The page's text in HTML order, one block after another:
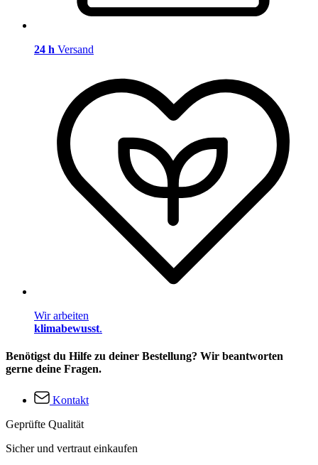
24 h Versand
Wir arbeiten
klimabewusst.
Benötigst du Hilfe zu deiner Bestellung? Wir beantworten
gerne deine Fragen.
Kontakt
Geprüfte Qualität
Sicher und vertraut einkaufen